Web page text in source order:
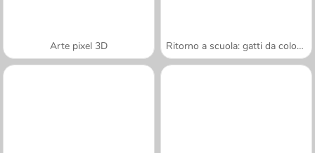
Arte pixel 3D Ritorno a scuola: gatti da colorare